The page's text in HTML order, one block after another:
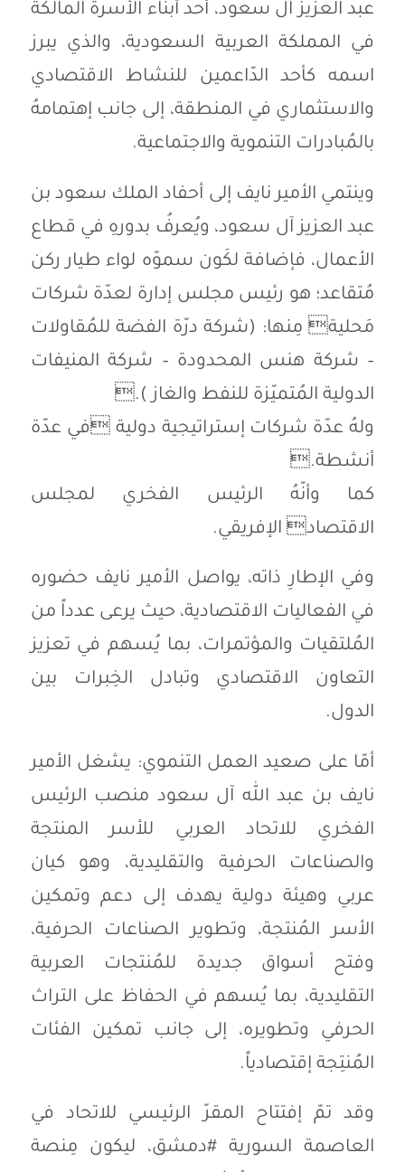
عبد العزيز آل سعود، أحد أبناء الأسرة المالكة
في المملكة العربية السعودية، والذي يبرز
اسمه كأحد الدّاعمين للنشاط الاقتصادي
والاستثماري في المنطقة، إلى جانب إهتمامهُ
بالمُبادرات التنموية والاجتماعية.
وينتمي الأمير نايف إلى أحفاد الملك سعود بن
عبد العزيز آل سعود، ويُعرفُ بدورهِ في قطاع
الأعمال، فإضافة لكَون سموّه لواء طيار ركن
مُتقاعد؛ هو رئيس مجلس إدارة لعدّة شركات
مَحلية مِنها: (شركة درّة الفضة للمُقاولات
– شركة هنس المحدودة – شركة المنيفات
الدولية المُتميّزة للنفط والغاز ).
ولهُ عدّة شركات إستراتيجية دولية في عدّة
أنشطة.
كما وأنّهُ الرئيس الفخري لمجلس
الاقتصاد الإفريقي.
وفي الإطارِ ذاته، يواصل الأمير نايف حضوره
في الفعاليات الاقتصادية، حيث يرعى عدداً من
المُلتقيات والمؤتمرات، بما يُسهم في تعزيز
التعاون الاقتصادي وتبادل الخِبرات بين
الدول.
أمّا على صعيد العمل التنموي: يشغل الأمير
نايف بن عبد الله آل سعود منصب الرئيس
الفخري للاتحاد العربي للأسر المنتجة
والصناعات الحرفية والتقليدية، وهو كيان
عربي وهيئة دولية يهدف إلى دعم وتمكين
الأسر المُنتجة، وتطوير الصناعات الحرفية،
وفتح أسواق جديدة للمُنتجات العربية
التقليدية، بما يُسهم في الحفاظ على التراث
الحرفي وتطويره، إلى جانب تمكين الفئات
المُنتِجة إقتصادياً.
وقد تمّ إفتتاح المقرّ الرئيسي للاتحاد في
العاصمة السورية #دمشق، ليكون مِنصة